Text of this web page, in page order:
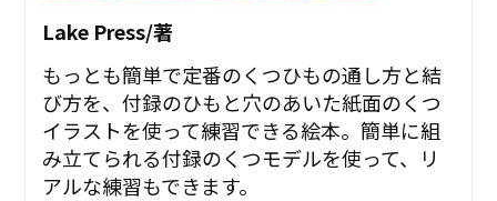
Lake Press/著
もっとも簡単で定番のくつひもの通し方と結
び方を、付録のひもと穴のあいた紙面のくつ
イラストを使って練習できる絵本。簡単に組
み立てられる付録のくつモデルを使って、リ
アルな練習もできます。